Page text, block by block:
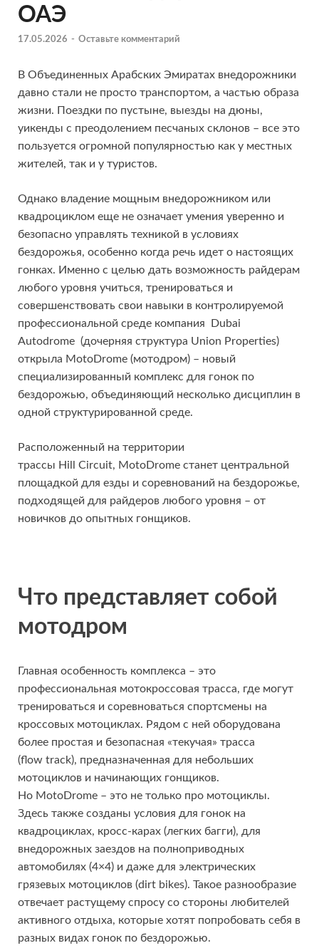
ОАЭ
17.05.2026 - Оставьте комментарий
В Объединенных Арабских Эмиратах внедорожники
давно стали не просто транспортом, а частью образа
жизни. Поездки по пустыне, выезды на дюны,
уикенды с преодолением песчаных склонов – все это
пользуется огромной популярностью как у местных
жителей, так и у туристов.
Однако владение мощным внедорожником или
квадроциклом еще не означает умения уверенно и
безопасно управлять техникой в условиях
бездорожья, особенно когда речь идет о настоящих
гонках. Именно с целью дать возможность райдерам
любого уровня учиться, тренироваться и
совершенствовать свои навыки в контролируемой
профессиональной среде компания Dubai
Autodrome (дочерняя структура Union Properties)
открыла MotoDrome (мотодром) – новый
специализированный комплекс для гонок по
бездорожью, объединяющий несколько дисциплин в
одной структурированной среде.
Расположенный на территории
трассы Hill Circuit, MotoDrome станет центральной
площадкой для езды и соревнований на бездорожье,
подходящей для райдеров любого уровня – от
новичков до опытных гонщиков.
Что представляет собой
мотодром
Главная особенность комплекса – это
профессиональная мотокроссовая трасса, где могут
тренироваться и соревноваться спортсмены на
кроссовых мотоциклах. Рядом с ней оборудована
более простая и безопасная «текучая» трасса
(flow track), предназначенная для небольших
мотоциклов и начинающих гонщиков.
Но MotoDrome – это не только про мотоциклы.
Здесь также созданы условия для гонок на
квадроциклах, кросс-карах (легких багги), для
внедорожных заездов на полноприводных
автомобилях (4×4) и даже для электрических
грязевых мотоциклов (dirt bikes). Такое разнообразие
отвечает растущему спросу со стороны любителей
активного отдыха, которые хотят попробовать себя в
разных видах гонок по бездорожью.